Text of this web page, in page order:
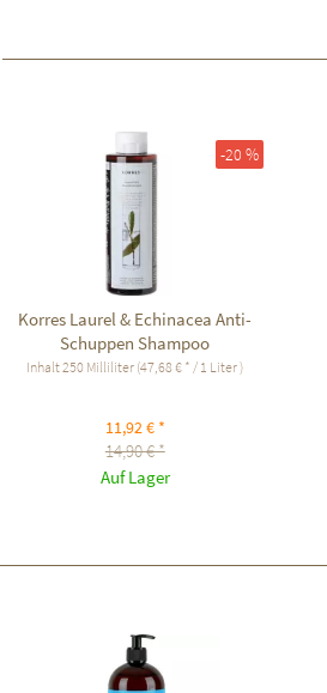
-20 %
Korres Laurel & Echinacea Anti-
Schuppen Shampoo
Inhalt250 Milliliter (47,68 € * / 1 Liter )
11,92 € *
14,90 € *
Auf Lager